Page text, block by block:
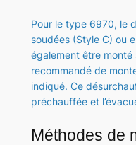
Pour le type 6970, le
soudées (Style C) ou
également être
recommandé de
indiqué. Ce
préchauffée et
Méthodes de